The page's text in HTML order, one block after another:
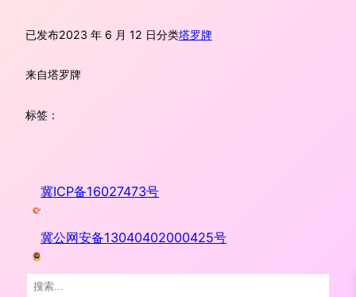
已发布2023 年 6 月 12 日分类塔罗牌
来自塔罗牌
标签：
冀ICP备16027473号
冀公网安备13040402000425号